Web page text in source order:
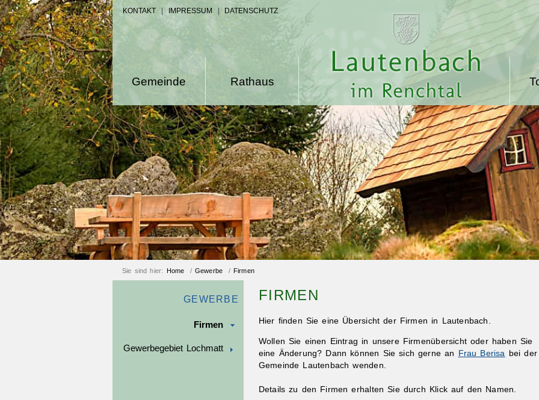
KONTAKT | IMPRESSUM DATENSCHUTZ
Gemeinde Rathaus
Sie sind hier: Home / Gewerbe / Firmen
GEWERBE
Firmen
Gewerbegebiet Lochmatt
FIRMEN
Hier finden Sie eine Übersicht der Firmen in Lautenbach.
Wollen Sie einen Eintrag in unsere Firmenübersicht oder haben Sie
eine Änderung? Dann können Sie sich gerne an
Frau Berisa bei der
Gemeinde Lautenbach wenden.
Details zu den Firmen erhalten Sie durch Klick auf den Namen.